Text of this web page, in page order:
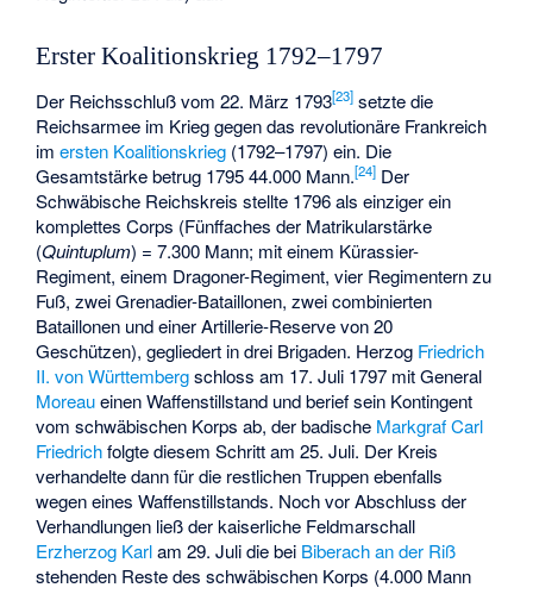
Erster Koalitionskrieg 1792–1797
Der Reichsschluß vom 22. März 1793[23] setzte die
Reichsarmee im Krieg gegen das revolutionäre Frankreich
imersten Koalitionskrieg (1792–1797) ein. Die
Gesamtstärke betrug 1795 44.000 Mann.[24] Der
Schwäbische Reichskreis stellte 1796 als einziger ein
komplettes Corps (Fünffaches der Matrikularstärke
(Quintuplum) = 7.300 Mann; mit einem Kürassier-
Regiment, einem Dragoner-Regiment, vier Regimentern zu
Fuß, zwei Grenadier-Bataillonen, zwei combinierten
Bataillonen und einer Artillerie-Reserve von 20
Geschützen), gegliedert in drei Brigaden. Herzog Friedrich
II. von Württembergschloss am 17. Juli 1797 mit General
Moreaueinen Waffenstillstand und berief sein Kontingent
vom schwäbischen Korps ab, der badische Markgraf Carl
Friedrichfolgte diesem Schritt am 25. Juli. Der Kreis
verhandelte dann für die restlichen Truppen ebenfalls
wegen eines Waffenstillstands. Noch vor Abschluss der
Verhandlungen ließ der kaiserliche Feldmarschall
Erzherzog Karlam 29. Juli die bei Biberach an der Riß
stehenden Reste des schwäbischen Korps (4.000 Mann